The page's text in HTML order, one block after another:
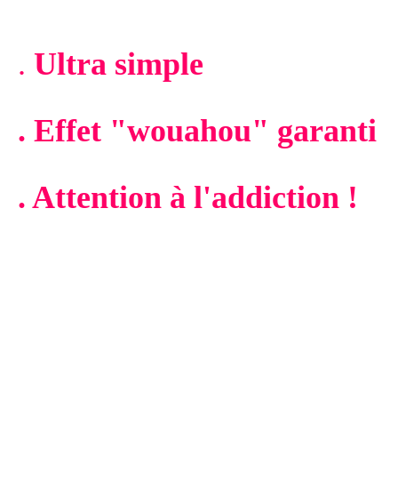
. Ultra simple
. Effet "wouahou" garanti
. Attention à l'addiction !